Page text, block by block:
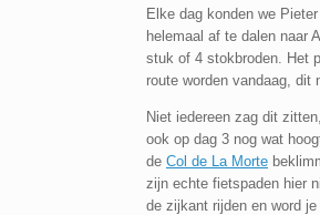
Elke dag konden we
helemaal af te dalen naar
stuk of 4 stokbroden. Het
route worden vandaag, dit
Niet iedereen zag dit
ook op dag 3 nog wat
de Col de La Morte
zijn echte fietspaden hier
de zijkant rijden en word